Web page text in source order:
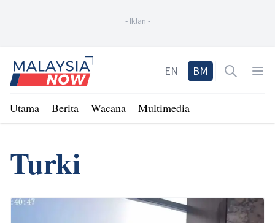
- Iklan -
Home
EN BM Open
Utama Berita Wacana Multimedia
Turki